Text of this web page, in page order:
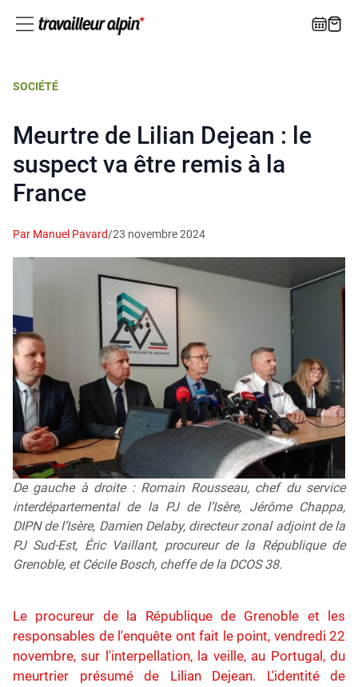
SOCIÉTÉ
Meurtre de Lilian Dejean : le
suspect va être remis à la
France
Par Manuel Pavard/23 novembre 2024
De gauche à droite : Romain Rousseau, chef du service
interdépartemental de la PJ de l’Isère, Jérôme Chappa,
DIPN de l’Isère, Damien Delaby, directeur zonal adjoint de la
PJ Sud-Est, Éric Vaillant, procureur de la République de
Grenoble, et Cécile Bosch, cheffe de la DCOS 38.
Le procureur de la République de Grenoble et les
responsables de l'enquête ont fait le point, vendredi 22
novembre, sur l'interpellation, la veille, au Portugal, du
meurtrier présumé de Lilian Dejean. L'identité de